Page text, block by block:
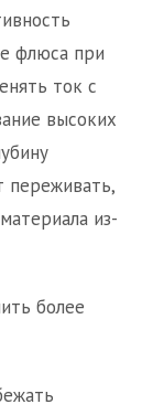
флюса при
ток с
высоких
переживать,
из-
более